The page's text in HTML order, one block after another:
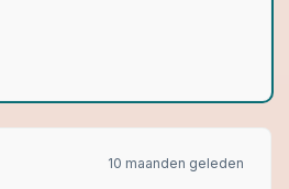
10 maanden geleden